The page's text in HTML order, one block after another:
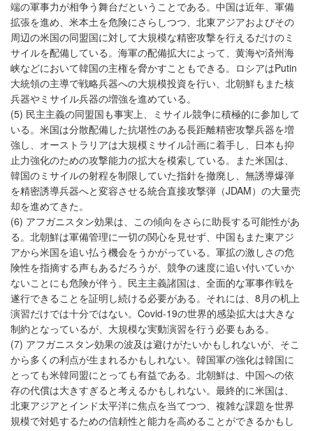
端の軍事力が相争う舞台だということである。中国は近年、軍備
拡張を進め、米本土を危険にさらしつつ、北東アジアおよびその
周辺の米国の同盟国に対して大規模な精密攻撃を行えるだけのミ
サイルを配備している。海軍の配備拡大によって、黄海や済州海
峡などにおいて韓国の主権を脅かすこともできる。ロシアはPutin
大統領の主導で戦略兵器への大規模投資を行い、北朝鮮もまた核
兵器やミサイル兵器の増強を進めている。
(5) 民主主義の同盟国も事実上、ミサイル競争に積極的に参加して
いる。米国は分散配備した抗堪性のある長距離精密攻撃兵器を増
強し、オーストラリアは大規模ミサイル計画に着手し、日本も抑
止力強化のための攻撃能力の拡大を模索している。また米国は、
韓国のミサイルの射程を制限していた指針を撤廃し、無誘導爆弾
を精密誘導兵器へと変容させる統合直接攻撃弾（JDAM）の大量売
却を進めてきた。
(6) アフガニスタン効果は、この傾向をさらに助長する可能性があ
る。北朝鮮は軍備管理に一切の関心を見せず、中国もまた東アジ
アから米国を追い払う機会をうかがっている。軍拡の激しさの危
険性を指摘する声もあるだろうが、競争の速度に追い付いていか
ないことにも危険が伴う。民主主義諸国は、全面的な軍事作戦を
遂行できることを証明し続ける必要がある。それには、8月の机上
演習だけでは十分ではない。Covid-19の世界的感染拡大は大きな
制約となっているが、大規模な実動演習を行う必要もある。
(7) アフガニスタン効果の波及は避けがたいかもしれないが、そこ
から多くの利点が生まれるかもしれない。韓国軍の強化は韓国に
とっても米韓同盟にとっても有益である。北朝鮮は、中国への依
存の代償は大きすぎると考えるかもしれない。最終的に米国は、
北東アジアとインド太平洋に焦点を当てつつ、複雑な課題を世界
規模で対処するための信頼性と能力を高めることができるかもし